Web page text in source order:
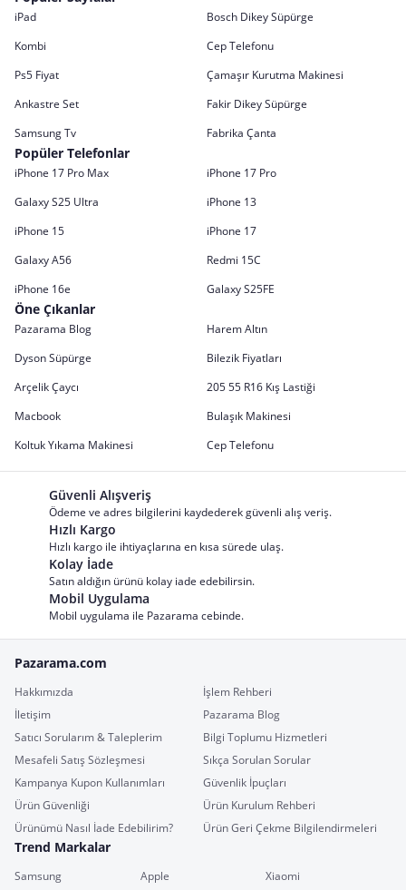
iPad
Bosch Dikey Süpürge
Kombi
Cep Telefonu
Ps5 Fiyat
Çamaşır Kurutma Makinesi
Ankastre Set
Fakir Dikey Süpürge
Samsung Tv
Fabrika Çanta
Popüler Telefonlar
iPhone 17 Pro Max
iPhone 17 Pro
Galaxy S25 Ultra
iPhone 13
iPhone 15
iPhone 17
Galaxy A56
Redmi 15C
iPhone 16e
Galaxy S25FE
Öne Çıkanlar
Pazarama Blog
Harem Altın
Dyson Süpürge
Bilezik Fiyatları
Arçelik Çaycı
205 55 R16 Kış Lastiği
Macbook
Bulaşık Makinesi
Koltuk Yıkama Makinesi
Cep Telefonu
Güvenli Alışveriş
Ödeme ve adres bilgilerini kaydederek güvenli alış veriş.
Hızlı Kargo
Hızlı kargo ile ihtiyaçlarına en kısa sürede ulaş.
Kolay İade
Satın aldığın ürünü kolay iade edebilirsin.
Mobil Uygulama
Mobil uygulama ile Pazarama cebinde.
Pazarama.com
Hakkımızda
İşlem Rehberi
İletişim
Pazarama Blog
Satıcı Sorularım & Taleplerim
Bilgi Toplumu Hizmetleri
Mesafeli Satış Sözleşmesi
Sıkça Sorulan Sorular
Kampanya Kupon Kullanımları
Güvenlik İpuçları
Ürün Güvenliği
Ürün Kurulum Rehberi
Ürünümü Nasıl İade Edebilirim?
Ürün Geri Çekme Bilgilendirmeleri
Trend Markalar
Samsung Apple
Xiaomi